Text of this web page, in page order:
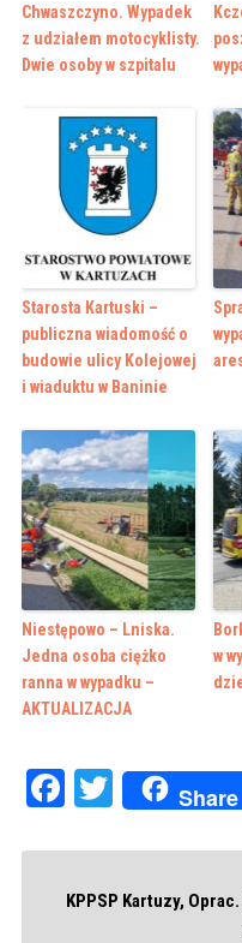
Chwaszczyno. Wypadek
z udziałem motocyklisty.
Dwie osoby w szpitalu
Starosta Kartuski –
publiczna wiadomość o
budowie ulicy Kolejowej
i wiaduktu w Baninie
Niestępowo – Lniska.
Jedna osoba ciężko
ranna w wypadku –
AKTUALIZACJA
w
Facebook
Twitter
Share
KPPSP Kartuzy,